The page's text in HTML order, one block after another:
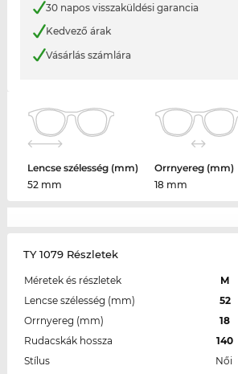
30 napos visszaküldési garancia
Kedvező árak
Vásárlás számlára
Lencse szélesség (mm)
52 mm
Orrnyereg (mm)
18 mm
TY 1079 Részletek
Méretek és részletek
M
Lencse szélesség (mm)
52
Orrnyereg (mm)
18
Rudacskák hossza
140
Stílus
Női